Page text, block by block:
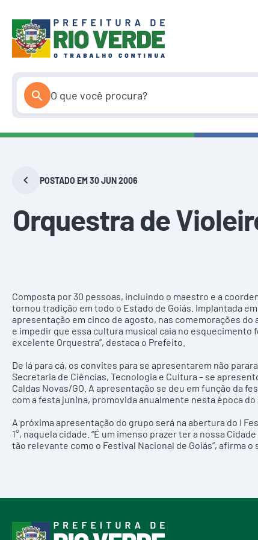
para
conteúdo
POSTADO EM 30 JUN 2006
Orquestra de
Composta por 30 pessoas, incluindo o maestro e a
tornou tradição em todo o Estado de Goiás. Implantada
apresentação em cinco de agosto, nas comemorações do
e impedir que essa cultura musical caia no
excelente Orquestra”, destaca o Prefeito.
De lá para cá, os convites para se apresentarem não
Secretaria de Ciências, Tecnologia e Cultura – se
Caldas Novas/GO. A apresentação se deu em função da
com a festa junina, promovida anualmente nesta época do
A próxima apresentação do grupo será na abertura do I
1°, naquela cidade. “É um imenso prazer ter a nossa
tão relevante como o Festival Nacional de Goiás”, afirma o